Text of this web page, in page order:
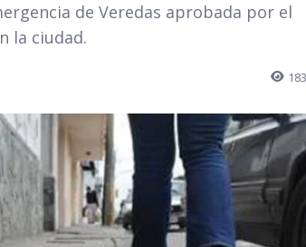
de Veredas aprobada por el
la ciudad.
183